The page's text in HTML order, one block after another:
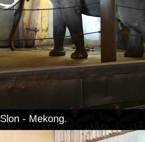
Slon - Mekong.